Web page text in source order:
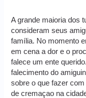
A grande maioria dos
consideram seus
família. No momento
em cena a dor e o
falece um ente
falecimento do
sobre o que fazer
de cremaçao na